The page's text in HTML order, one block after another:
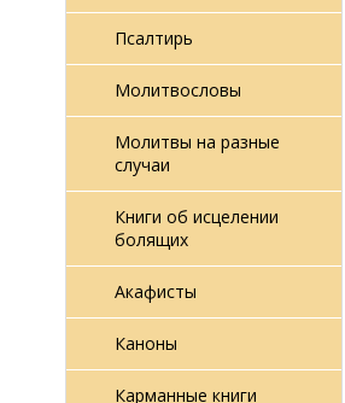
Псалтирь
Молитвословы
Молитвы на разные
случаи
Книги об исцелении
болящих
Акафисты
Каноны
Карманные книги